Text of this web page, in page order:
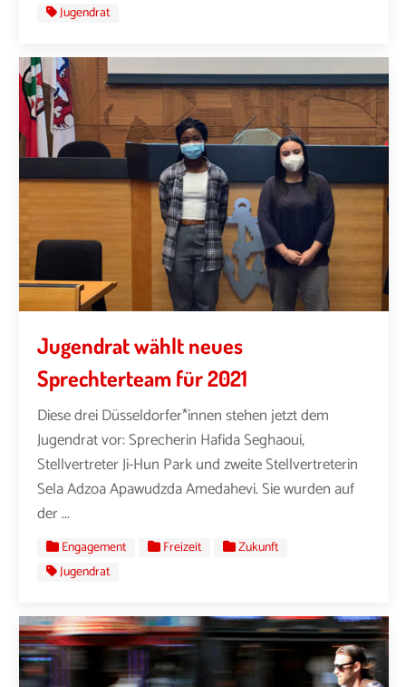
Jugendrat
Jugendrat wählt neues
Sprechterteam für 2021
Diese drei Düsseldorfer*innen stehen jetzt dem
Jugendrat vor: Sprecherin Hafida Seghaoui,
Stellvertreter Ji-Hun Park und zweite Stellvertreterin
Sela Adzoa Apawudzda Amedahevi. Sie wurden auf
der ...
Engagement Freizeit
Zukunft
Jugendrat